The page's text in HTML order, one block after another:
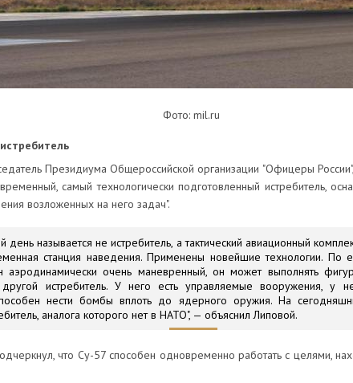
Фото: mil.ru
Президиума Общероссийской организации "Офицеры России",
самый технологически подготовленный истребитель,
возложенных на него задач".
день называется не истребитель, а тактический авиационный
станция наведения. Применены новейшие технологии. По
очень маневренный, он может выполнять
истребитель. У него есть управляемые вооружения, у
нести бомбы вплоть до ядерного оружия. На
аналога которого нет в НАТО", — объяснил Липовой.
что Су-57 способен одновременно работать с целями,